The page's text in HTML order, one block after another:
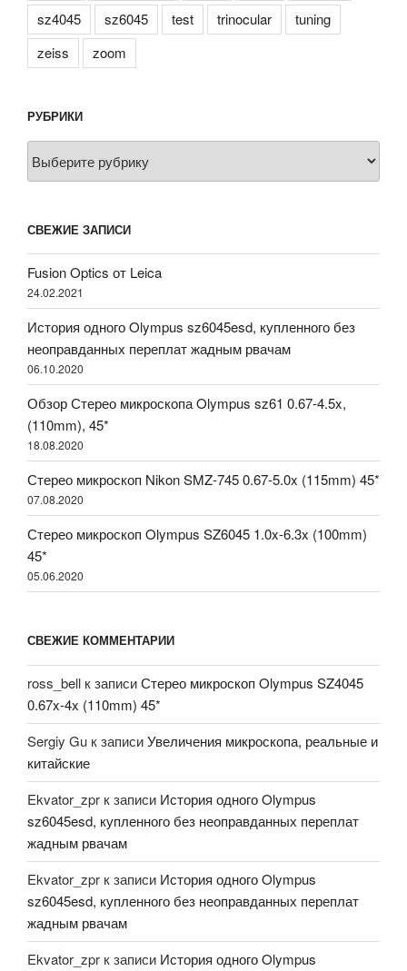
sz4045
sz6045 test trinocular
tuning
zeiss
zoom
РУБРИКИ
СВЕЖИЕ ЗАПИСИ
Fusion Optics от Leica
24.02.2021
История одного Olympus sz6045esd, купленного без
неоправданных переплат жадным рвачам
06.10.2020
Обзор Стерео микроскопа Olympus sz61 0.67-4.5x,
(110mm), 45*
18.08.2020
Стерео микроскоп Nikon SMZ-745 0.67-5.0x (115mm) 45*
07.08.2020
Стерео микроскоп Olympus SZ6045 1.0x-6.3x (100mm)
45*
05.06.2020
СВЕЖИЕ КОММЕНТАРИИ
ross_bell к записиСтерео микроскоп Olympus SZ4045
0.67x-4x (110mm) 45*
Sergiy Gu к записиУвеличения микроскопа, реальные и
китайские
Ekvator_zpr к записи История одного Olympus
sz6045esd, купленного без неоправданных переплат
жадным рвачам
Ekvator_zpr к записи История одного Olympus
sz6045esd, купленного без неоправданных переплат
жадным рвачам
Ekvator_zpr к записи История одного Olympus